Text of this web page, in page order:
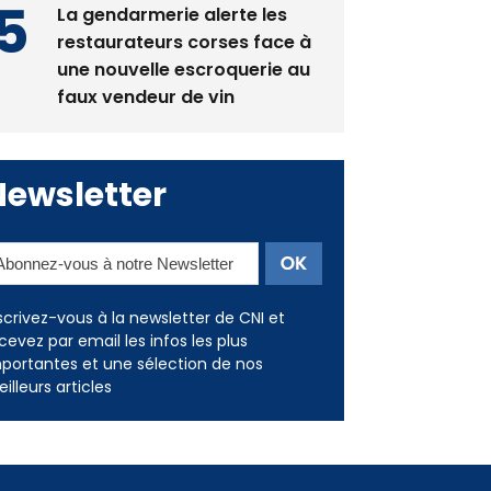
une nouvelle escroquerie au
faux vendeur de vin
vous à la newsletter de CNI et
par email les infos les plus
et une sélection de nos
articles